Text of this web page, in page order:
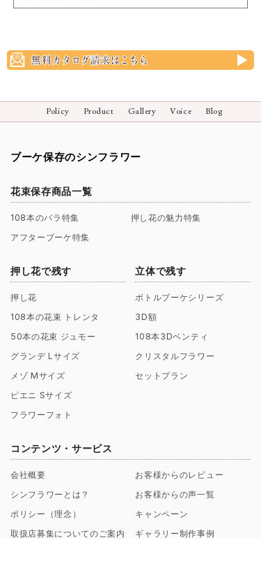
Policy Product Gallery Voice Blog
ブーケ保存のシンフラワー
花束保存商品一覧
108本のバラ特集
押し花の魅力特集
アフターブーケ特集
押し花で残す
押し花
108本の花束 トレンタ
50本の花束 ジュモー
グランデ Lサイズ
メゾ Mサイズ
ピエニ Sサイズ
フラワーフォト
立体で残す
ボトルブーケシリーズ
3D額
108本3Dベンティ
クリスタルフラワー
セットプラン
コンテンツ・サービス
会社概要
シンフラワーとは？
ポリシー（理念）
取扱店募集についてのご案内
お客様からのレビュー
お客様からの声一覧
キャンペーン
ギャラリー制作事例